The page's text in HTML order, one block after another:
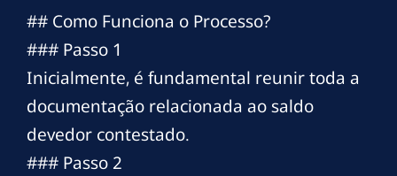
## Como Funciona o Processo?
### Passo 1
Inicialmente, é fundamental reunir toda a
documentação relacionada ao saldo
devedor contestado.
### Passo 2